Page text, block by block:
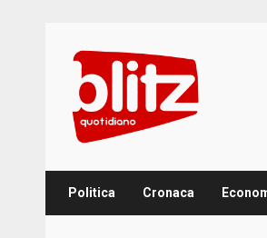
content
Politica Cronaca